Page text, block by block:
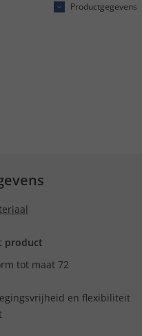
Productgegevens
product
tot maat 72
en flexibiliteit